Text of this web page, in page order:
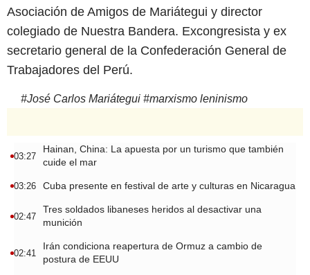
Asociación de Amigos de Mariátegui y director
colegiado de Nuestra Bandera. Excongresista y ex
secretario general de la Confederación General de
Trabajadores del Perú.
#José Carlos Mariátegui #marxismo leninismo
03:27
Hainan, China: La apuesta por un turismo que también
cuide el mar
03:26 Cuba presente en festival de arte y culturas en Nicaragua
02:47
Tres soldados libaneses heridos al desactivar una
munición
02:41
Irán condiciona reapertura de Ormuz a cambio de
postura de EEUU